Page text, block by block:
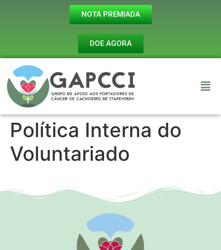
NOTA PREMIADA
DOE AGORA
Política Interna do
Voluntariado